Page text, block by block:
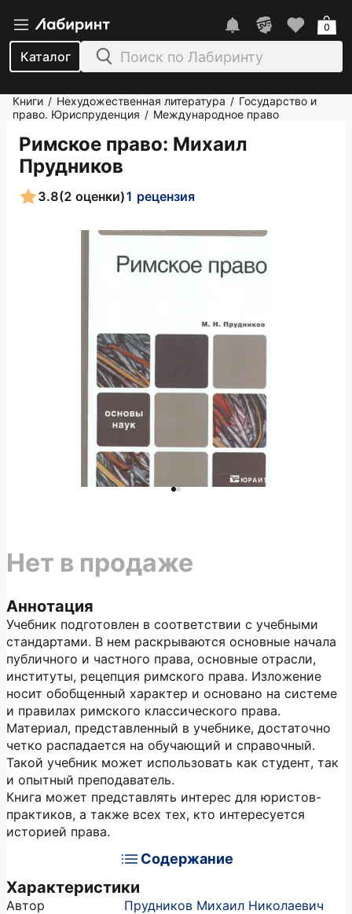
Каталог
0
Книги / Нехудожественная литература / Государство и
право. Юриспруденция / Международное право
Римское право: Михаил
Прудников
3.8(2 оценки)1 рецензия
Аннотация
Учебник подготовлен в соответствии с учебными
стандартами. В нем раскрываются основные начала
публичного и частного права, основные отрасли,
институты, рецепция римского права. Изложение
носит обобщенный характер и основано на системе
и правилах римского классического права.
Материал, представленный в учебнике, достаточно
четко распадается на обучающий и справочный.
Такой учебник может использовать как студент, так
и опытный преподаватель.
Книга может представлять интерес для юристов-
практиков, а также всех тех, кто интересуется
историей права.
Содержание
Характеристики
Автор
Прудников Михаил Николаевич
Нет в продаже